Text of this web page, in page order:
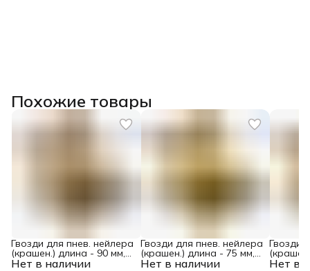
Похожие товары
Нет в наличии
Гвозди для пнев. нейлера
(крашен.) длина - 90 мм,
диам. - 3,05 мм, 2000 шт. Нет в наличии
Гвозди для пнев. нейлера
(крашен.) длина - 75 мм,
диам. - 3,05 мм, 2000 шт. Нет в
Гвозди
диам. -